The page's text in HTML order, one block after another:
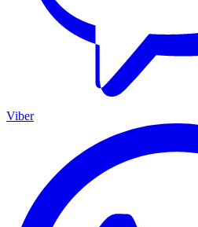
Viber